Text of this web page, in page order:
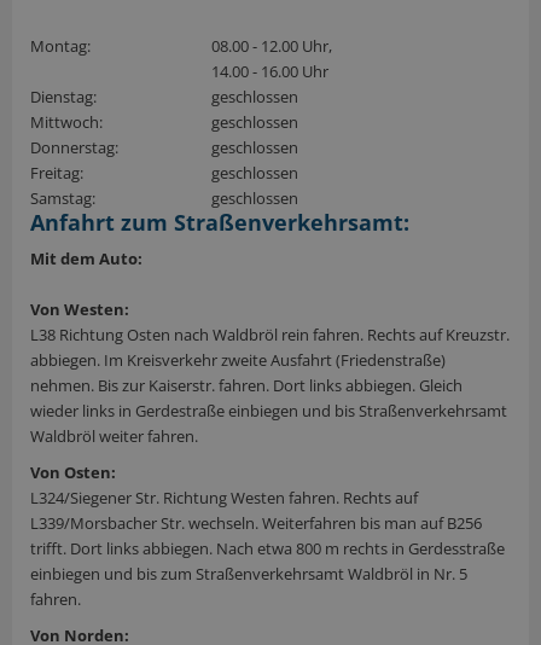
Montag:
08.00 - 12.00 Uhr,
14.00 - 16.00 Uhr
Dienstag:
geschlossen
Mittwoch:
geschlossen
Donnerstag:
geschlossen
Freitag:
geschlossen
Samstag:
geschlossen
Anfahrt zum Straßenverkehrsamt:
Mit dem Auto:
Von Westen:
L38 Richtung Osten nach Waldbröl rein fahren. Rechts auf Kreuzstr.
abbiegen. Im Kreisverkehr zweite Ausfahrt (Friedenstraße)
nehmen. Bis zur Kaiserstr. fahren. Dort links abbiegen. Gleich
wieder links in Gerdestraße einbiegen und bis Straßenverkehrsamt
Waldbröl weiter fahren.
Von Osten:
L324/Siegener Str. Richtung Westen fahren. Rechts auf
L339/Morsbacher Str. wechseln. Weiterfahren bis man auf B256
trifft. Dort links abbiegen. Nach etwa 800 m rechts in Gerdesstraße
einbiegen und bis zum Straßenverkehrsamt Waldbröl in Nr. 5
fahren.
Von Norden: